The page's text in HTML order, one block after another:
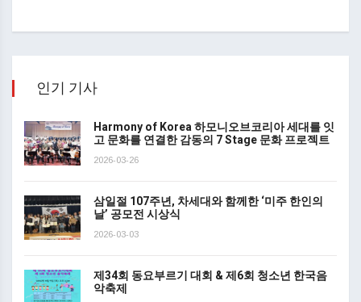
인기 기사
Harmony of Korea 하모니오브코리아 세대를 잇
고 문화를 연결한 감동의 7 Stage 문화 프로젝트
2026-03-26
삼일절 107주년, 차세대와 함께한 ‘미주 한인의
날’ 공모전 시상식
2026-03-03
제34회 동요부르기 대회 & 제6회 청소년 한국음
악축제